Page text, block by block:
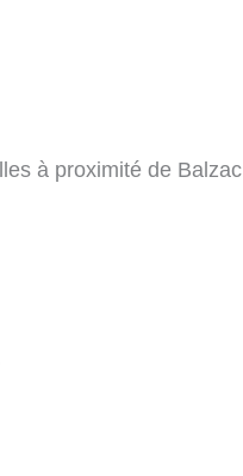
à proximité de Balzac